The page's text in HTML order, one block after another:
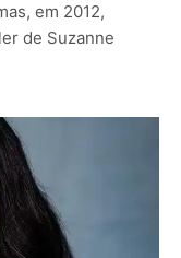
em 2012,
de Suzanne